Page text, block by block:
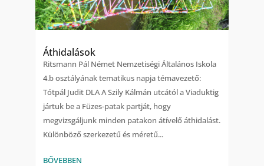
Áthidalások
Ritsmann Pál Német Nemzetiségi Általános Iskola
4.b osztályának tematikus napja témavezető:
Tótpál Judit DLA A Szily Kálmán utcától a Viaduktig
jártuk be a Füzes-patak partját, hogy
megvizsgáljunk minden patakon átívelő áthidalást.
Különböző szerkezetű és méretű...
BŐVEBBEN